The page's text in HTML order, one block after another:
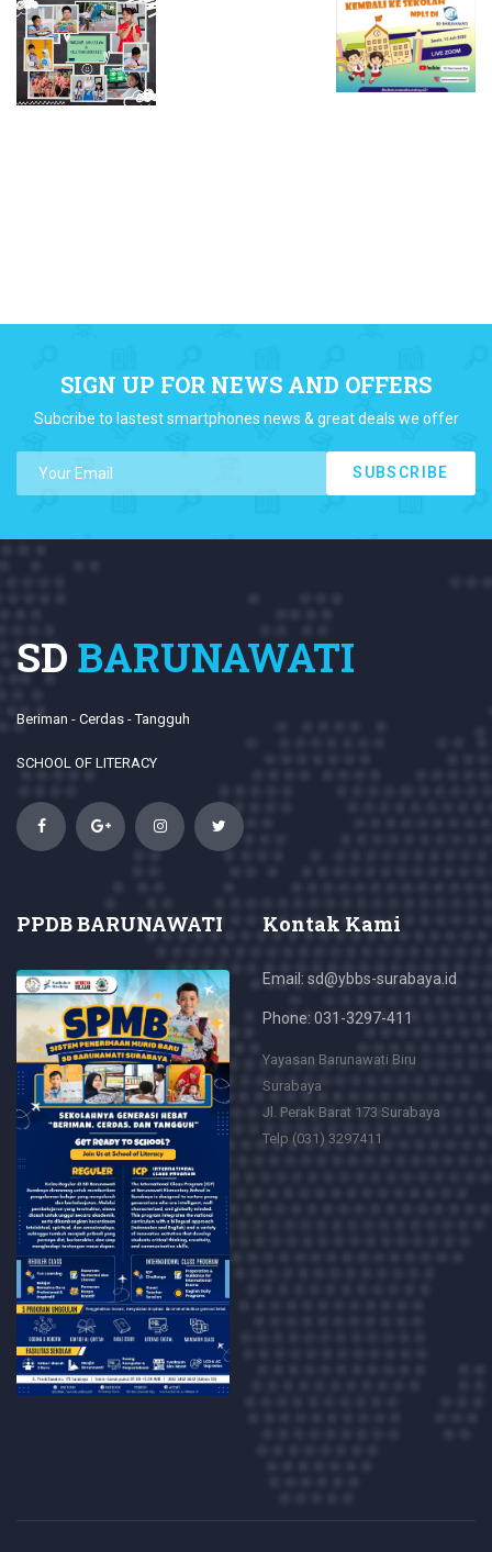
SIGN UP FOR NEWS AND OFFERS
Subcribe to lastest smartphones news & great deals we offer
SUBSCRIBE
SD BARUNAWATI
Beriman - Cerdas - Tangguh
SCHOOL OF LITERACY
PPDB BARUNAWATI Kontak Kami
Email: sd@ybbs-surabaya.id
Phone: 031-3297-411
Yayasan Barunawati Biru
Surabaya
Jl. Perak Barat 173 Surabaya
Telp (031) 3297411